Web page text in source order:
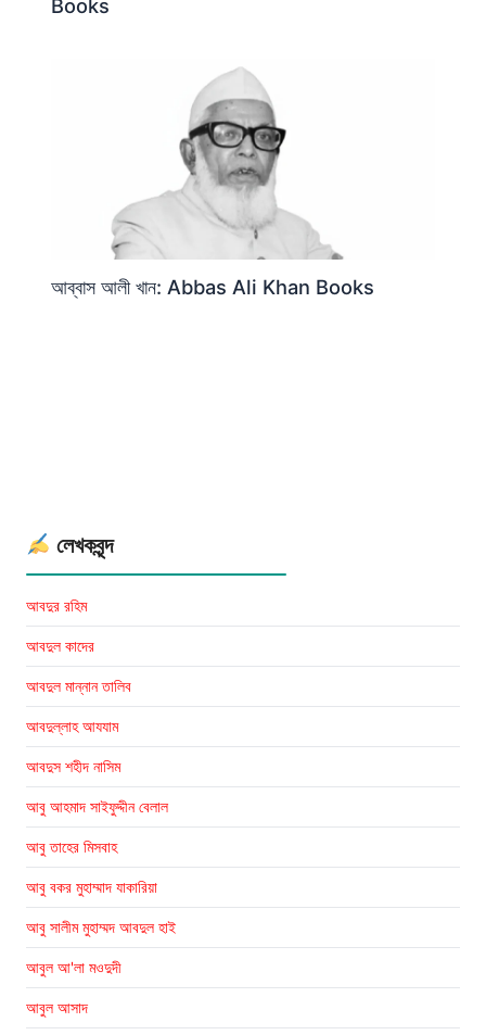
Books
আব্বাস আলী খান: Abbas Ali Khan Books
লেখকবৃন্দ
আবদুর রহিম
আবদুল কাদের
আবদুল মান্নান তালিব
আবদুল্লাহ আযযাম
আবদুস শহীদ নাসিম
আবু আহমাদ সাইফুদ্দীন বেলাল
আবু তাহের মিসবাহ
আবু বকর মুহাম্মাদ যাকারিয়া
আবু সালীম মুহাম্মদ আবদুল হাই
আবুল আ'লা মওদুদী
আবুল আসাদ